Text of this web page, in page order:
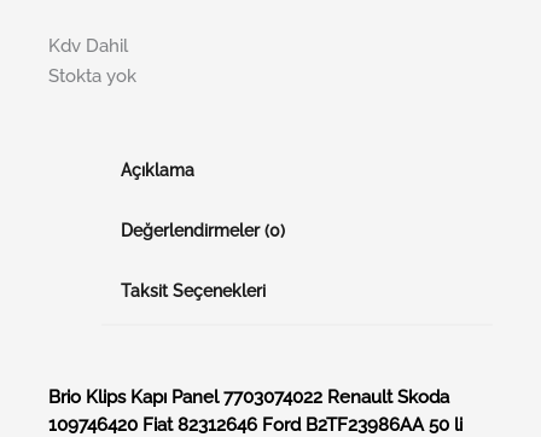
Kdv Dahil
Stokta yok
Açıklama
Değerlendirmeler (0)
Taksit Seçenekleri
Brio Klips Kapı Panel 7703074022 Renault Skoda
109746420 Fiat 82312646 Ford B2TF23986AA 50 li